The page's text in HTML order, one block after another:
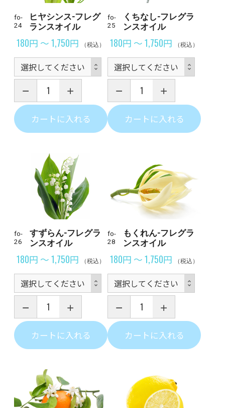
fo-
24
ヒヤシンス-フレグ
ランスオイル
180円 ～ 1,750円 （税込）
カートに入れる
fo-
25
くちなし-フレグラ
ンスオイル
180円 ～ 1,750円 （税込）
カートに入れる
fo-
26
すずらん-フレグラ
ンスオイル
180円 ～ 1,750円 （税込）
カートに入れる
fo-
28
もくれん-フレグラ
ンスオイル
180円 ～ 1,750円 （税込）
カートに入れる